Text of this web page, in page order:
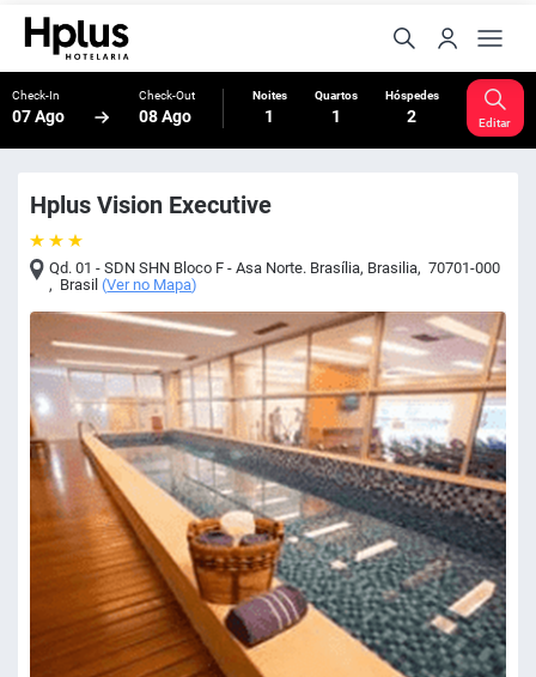
Check-In
07 Ago
Check-Out
08 Ago
Noites
1
Quartos
1
Hóspedes
2 Editar
Hplus Vision Executive
Qd. 01 - SDN SHN Bloco F - Asa Norte. Brasília, Brasilia, 70701-000
, Brasil (Ver no Mapa)